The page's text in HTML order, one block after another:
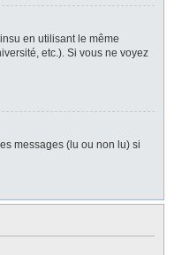
en utilisant le même
etc.). Si vous ne voyez
messages (lu ou non lu) si